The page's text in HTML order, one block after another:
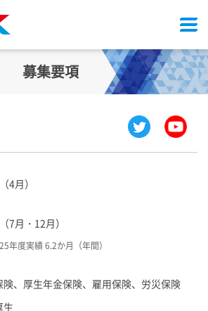
ニ
ュ
ー
募集要項
4月）
7月・12月）
年度実績 6.2か月（年間）
険、厚生年金保険、雇用保険、労災保険
生